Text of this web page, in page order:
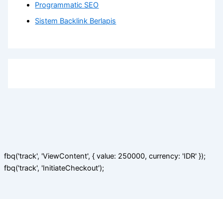
Programmatic SEO
Sistem Backlink Berlapis
fbq('track', 'ViewContent', { value: 250000, currency: 'IDR' });
fbq('track', 'InitiateCheckout');